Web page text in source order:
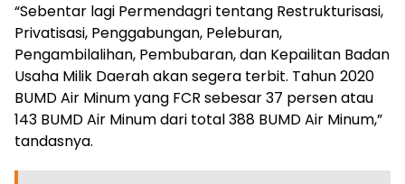
“Sebentar lagi Permendagri tentang Restrukturisasi,
Privatisasi, Penggabungan, Peleburan,
Pengambilalihan, Pembubaran, dan Kepailitan Badan
Usaha Milik Daerah akan segera terbit. Tahun 2020
BUMD Air Minum yang FCR sebesar 37 persen atau
143 BUMD Air Minum dari total 388 BUMD Air Minum,”
tandasnya.